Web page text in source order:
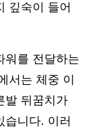
깊숙이 들어
워를 전달하는
서는 체중 이
발 뒤꿈치가
습니다. 이러